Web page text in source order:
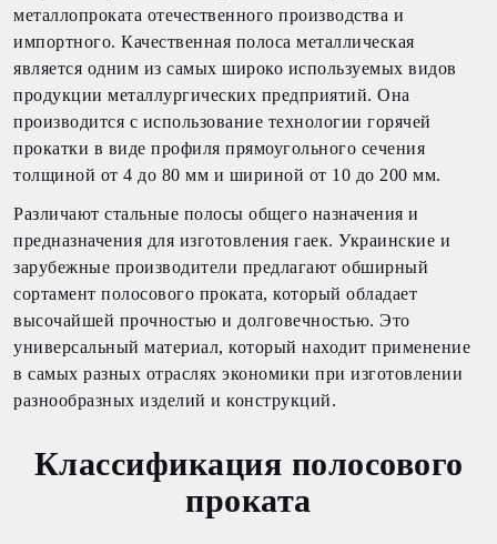
металлопроката отечественного производства и
импортного. Качественная полоса металлическая
является одним из самых широко используемых видов
продукции металлургических предприятий. Она
производится с использование технологии горячей
прокатки в виде профиля прямоугольного сечения
толщиной от 4 до 80 мм и шириной от 10 до 200 мм.
Различают стальные полосы общего назначения и
предназначения для изготовления гаек. Украинские и
зарубежные производители предлагают обширный
сортамент полосового проката, который обладает
высочайшей прочностью и долговечностью. Это
универсальный материал, который находит применение
в самых разных отраслях экономики при изготовлении
разнообразных изделий и конструкций.
Классификация полосового
проката